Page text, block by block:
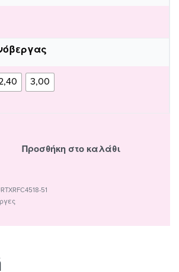
3,00
Προσθήκη στο καλάθι
51